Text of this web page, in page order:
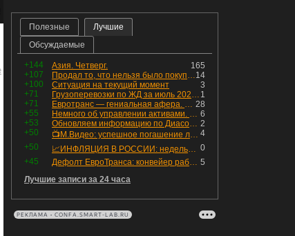
Полезные
Лучшие
Обсуждаемые
+144 165
Азия. Четверг.
+107
14
Продал то, что нельзя было покупать. Изменения в портфеле
+100
3
Ситуация на текущий момент
+71
1
Грузоперевозки по ЖД за июль 2026 г. — четвёртый месяц подряд роста, чёрные металлы на уровне прошлого года, а каменный уголь в плюсе.
+71
28
Евротранс — гениальная афера. Собрал с инвесторов денег, выплатил дивидендов больше текущей капитализации и ушёл в дефолт
+55
6
Немного об управлении активами. Для заинтересованных
+53
2
Обновляем информацию по Диасофту: дивиденды и выкуп
+50
4
📺М.Видео: успешное погашение любимого флоатера
+50
0
📈ИНФЛЯЦИЯ В РОССИИ: недельная дефляция, но в годовом выражении рост 😢
+45
5
Дефолт ЕвроТранса: конвейер работает исправно
Лучшие записи за 24 часа
РЕКЛАМА • CONFA.SMART-LAB.RU